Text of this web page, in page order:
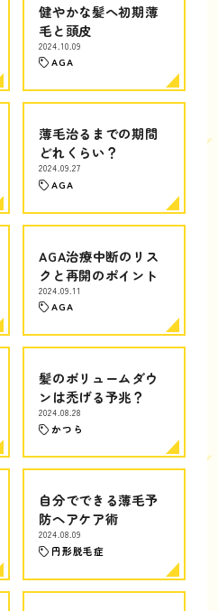
健やかな髪へ初期薄
毛と頭皮
2024.10.09
AGA
薄毛治るまでの期間
どれくらい？
2024.09.27
AGA
AGA治療中断のリス
クと再開のポイント
2024.09.11
AGA
髪のボリュームダウ
ンは禿げる予兆？
2024.08.28
かつら
自分でできる薄毛予
防ヘアケア術
2024.08.09
円形脱毛症